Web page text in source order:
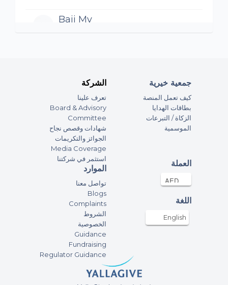
Baji Mv
الشركة
تعرف علينا
Board & Advisory
Committee
شهادات وقصص نجاح
الجوائز والتكريمات
Media Coverage
استثمر في شركتنا
جمعية خيرية
كيف تعمل المنصة
بطاقات الهدايا
الزكاة / التبرعات
الموسمية
الموارد
تواصل معنا
Blogs
Complaints
الشروط
الخصوصية
Guidance
Fundraising
Regulator Guidance
العملة
اللغة
English